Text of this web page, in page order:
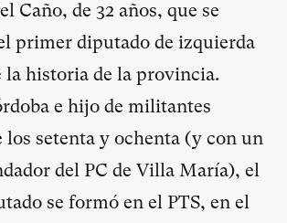
Caño, de 32 años, que se
primer diputado de izquierda
la historia de la provincia.
e hijo de militantes
los setenta y ochenta (y con un
del PC de Villa María), el
se formó en el PTS, en el